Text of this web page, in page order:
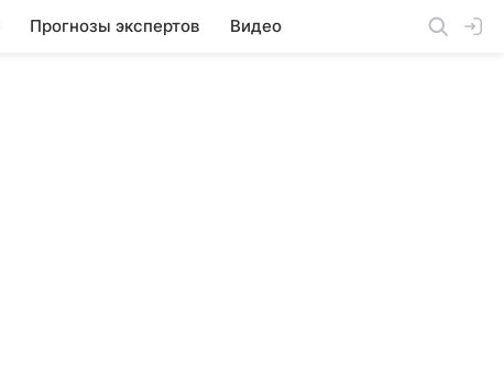
Прогнозы экспертов Видео